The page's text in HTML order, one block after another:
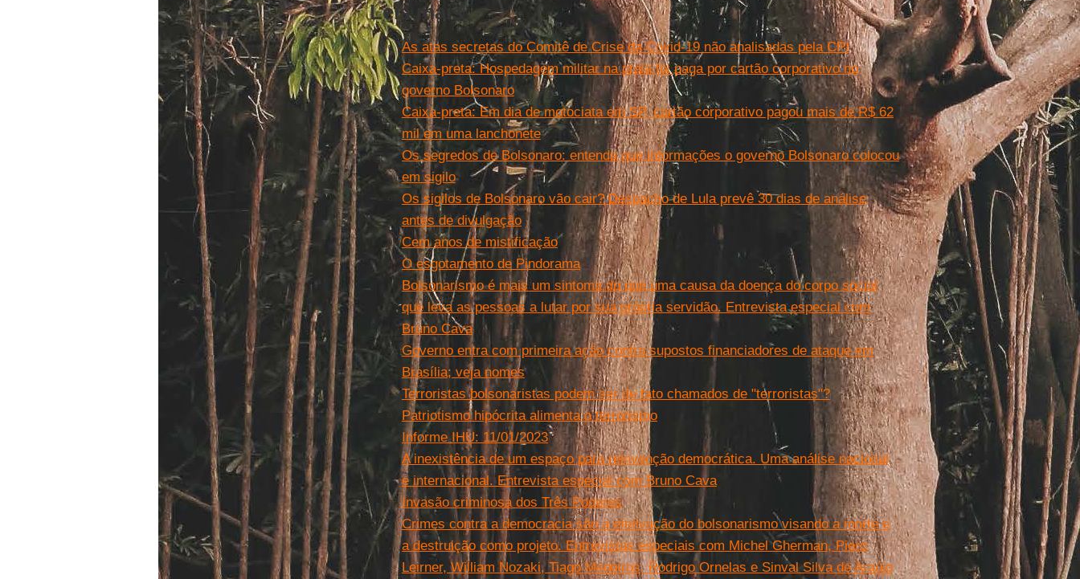
Leia mais
As atas secretas do Comitê de Crise da Covid-19 não analisadas pela CPI
Caixa-preta: Hospedagem militar na praia foi paga por cartão corporativo no
governo Bolsonaro
Caixa-preta: Em dia de motociata em SP, cartão corporativo pagou mais de R$ 62
mil em uma lanchonete
Os segredos de Bolsonaro: entenda que informações o governo Bolsonaro colocou
em sigilo
Os sigilos de Bolsonaro vão cair? Despacho de Lula prevê 30 dias de análise
antes de divulgação
Cem anos de mistificação
O esgotamento de Pindorama
Bolsonarismo é mais um sintoma do que uma causa da doença do corpo social
que leva as pessoas a lutar por sua própria servidão. Entrevista especial com
Bruno Cava
Governo entra com primeira ação contra supostos financiadores de ataque em
Brasília; veja nomes
Terroristas bolsonaristas podem ser de fato chamados de "terroristas"?
Patriotismo hipócrita alimenta o terrorismo
Informe IHU: 11/01/2023
A inexistência de um espaço para reinvenção democrática. Uma análise nacional
e internacional. Entrevista especial com Bruno Cava
Invasão criminosa dos Três Poderes
Crimes contra a democracia são a efetivação do bolsonarismo visando a morte e
a destruição como projeto. Entrevistas especiais com Michel Gherman, Piero
Leirner, William Nozaki, Tiago Medeiros, Rodrigo Ornelas e Sinval Silva de Araújo